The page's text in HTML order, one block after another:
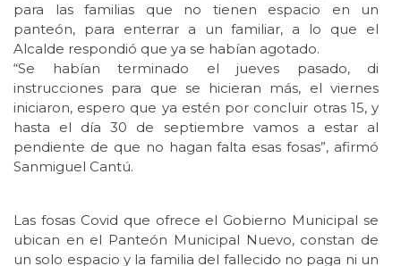
para las familias que no tienen espacio en un
panteón, para enterrar a un familiar, a lo que el
Alcalde respondió que ya se habían agotado.
“Se habían terminado el jueves pasado, di
instrucciones para que se hicieran más, el viernes
iniciaron, espero que ya estén por concluir otras 15, y
hasta el día 30 de septiembre vamos a estar al
pendiente de que no hagan falta esas fosas”, afirmó
Sanmiguel Cantú.
Las fosas Covid que ofrece el Gobierno Municipal se
ubican en el Panteón Municipal Nuevo, constan de
un solo espacio y la familia del fallecido no paga ni un